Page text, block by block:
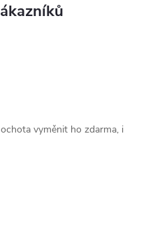
vyměnit ho zdarma, i